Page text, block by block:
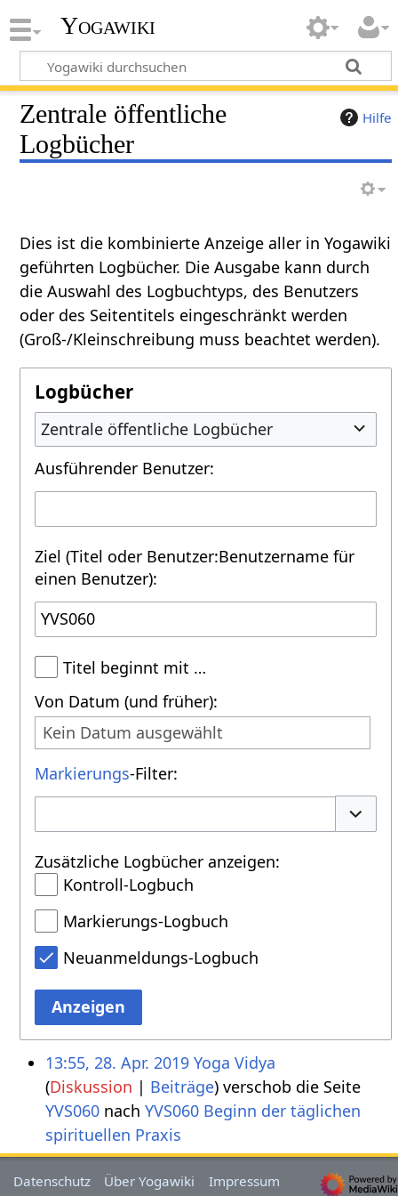
Yogawiki
Hilfe
Zentrale öffentliche
Logbücher
Dies ist die kombinierte Anzeige aller in Yogawiki
geführten Logbücher. Die Ausgabe kann durch
die Auswahl des Logbuchtyps, des Benutzers
oder des Seitentitels eingeschränkt werden
(Groß-/Kleinschreibung muss beachtet werden).
Logbücher
Zentrale öffentliche Logbücher
Ausführender Benutzer:
Ziel (Titel oder Benutzer:Benutzername für
einen Benutzer):
Titel beginnt mit …
Von Datum (und früher):
Kein Datum ausgewählt
Markierungs-Filter:
Zusätzliche Logbücher anzeigen:
Kontroll-Logbuch
Markierungs-Logbuch
Neuanmeldungs-Logbuch
Anzeigen
13:55, 28. Apr. 2019 Yoga Vidya
Diskussion
Beiträge verschob die Seite
YVS060nach YVS060 Beginn der täglichen
spirituellen Praxis
Datenschutz Über Yogawiki Impressum